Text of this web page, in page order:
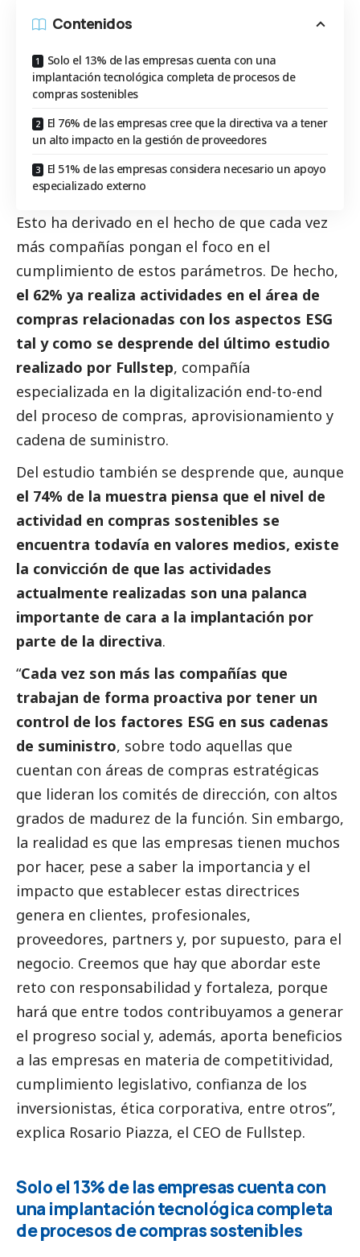
Contenidos
Solo el 13% de las empresas cuenta con una
implantación tecnológica completa de procesos de
compras sostenibles
El 76% de las empresas cree que la directiva va a tener
un alto impacto en la gestión de proveedores
El 51% de las empresas considera necesario un apoyo
especializado externo
Esto ha derivado en el hecho de que cada vez
más compañías pongan el foco en el
cumplimiento de estos parámetros. De hecho,
el 62% ya realiza actividades en el área de
compras relacionadas con los aspectos ESG
tal y como se desprende del último estudio
realizado por Fullstep, compañía
especializada en la digitalización end-to-end
del proceso de compras, aprovisionamiento y
cadena de suministro.
Del estudio también se desprende que, aunque
el 74% de la muestra piensa que el nivel de
actividad en compras sostenibles se
encuentra todavía en valores medios, existe
la convicción de que las actividades
actualmente realizadas son una palanca
importante de cara a la implantación por
parte de la directiva.
“Cada vez son más las compañías que
trabajan de forma proactiva por tener un
control de los factores ESG en sus cadenas
de suministro, sobre todo aquellas que
cuentan con áreas de compras estratégicas
que lideran los comités de dirección, con altos
grados de madurez de la función. Sin embargo,
la realidad es que las empresas tienen muchos
por hacer, pese a saber la importancia y el
impacto que establecer estas directrices
genera en clientes, profesionales,
proveedores, partners y, por supuesto, para el
negocio. Creemos que hay que abordar este
reto con responsabilidad y fortaleza, porque
hará que entre todos contribuyamos a generar
el progreso social y, además, aporta beneficios
a las empresas en materia de competitividad,
cumplimiento legislativo, confianza de los
inversionistas, ética corporativa, entre otros”,
explica Rosario Piazza, el CEO de Fullstep.
Solo el 13% de las empresas cuenta con
una implantación tecnológica completa
de procesos de compras sostenibles